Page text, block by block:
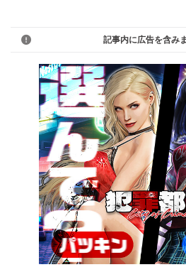
記事内に広告を含み